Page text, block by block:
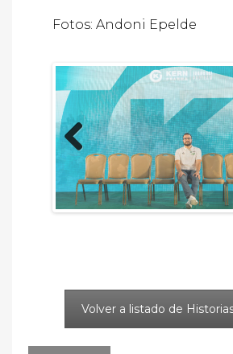
Fotos: Andoni Epelde
Previous
Volver a listado de